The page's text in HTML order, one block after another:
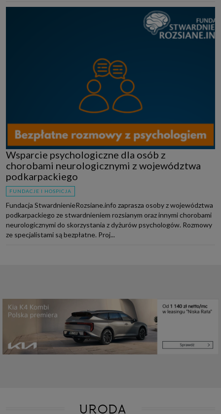
Wsparcie psychologiczne dla osób z
chorobami neurologicznymi z województwa
podkarpackiego
FUNDACJE I HOSPICJA
Fundacja StwardnienieRozsiane.info zaprasza osoby z województwa
podkarpackiego ze stwardnieniem rozsianym oraz innymi chorobami
neurologicznymi do skorzystania z dyżurów psychologów. Rozmowy
ze specjalistami są bezpłatne. Proj...
URODA